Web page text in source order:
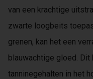
van een krachtige
zwarte loogbeits
grenen, kan het een
blauwachtige gloed.
tanninegehalten in het